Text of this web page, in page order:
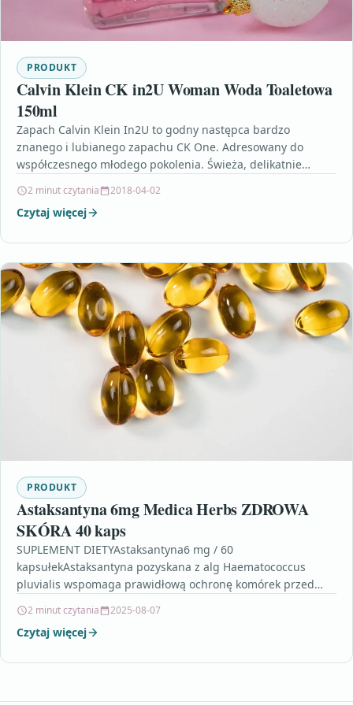
PRODUKT
Calvin Klein CK in2U Woman Woda Toaletowa
150ml
Zapach Calvin Klein In2U to godny następca bardzo
znanego i lubianego zapachu CK One. Adresowany do
współczesnego młodego pokolenia. Świeża, delikatnie
2 minut czytania 2018-04-02
Czytaj więcej
PRODUKT
Astaksantyna 6mg Medica Herbs ZDROWA
SKÓRA 40 kaps
SUPLEMENT DIETYAstaksantyna6 mg / 60
kapsułekAstaksantyna pozyskana z alg Haematococcus
pluvialis wspomaga prawidłową ochronę komórek przed
środowiska. Wspiera odpowiednią…
2 minut czytania 2025-08-07
Czytaj więcej